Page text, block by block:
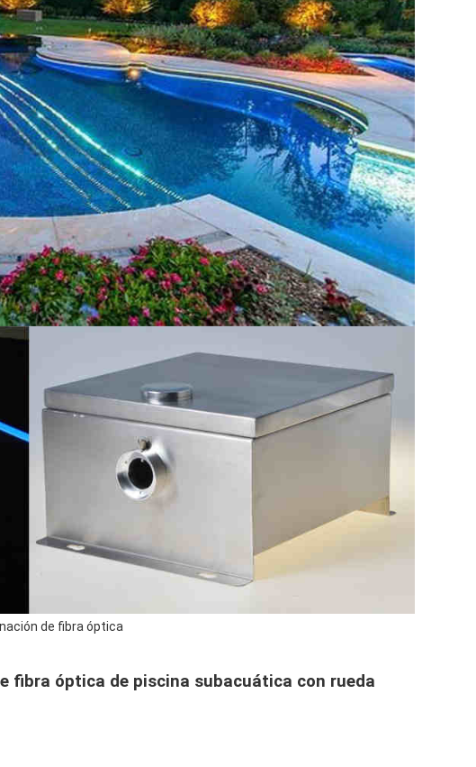
de fibra óptica
fibra óptica de piscina subacuática con rueda